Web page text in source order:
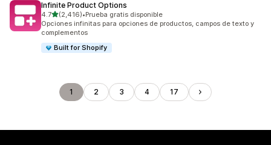
Infinite Product Options
4.7de 5 estrellas
(2,416)
2416 reseñas en total
•Prueba gratis disponible
Opciones infinitas para opciones de productos, campos de texto y
complementos
Built for Shopify
1 2 3 4 17